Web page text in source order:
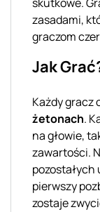
zasadami,
graczom
Jak
Każdy gracz
żetonach.
na głowie,
zawartości.
pozostałych
pierwszy
zostaje